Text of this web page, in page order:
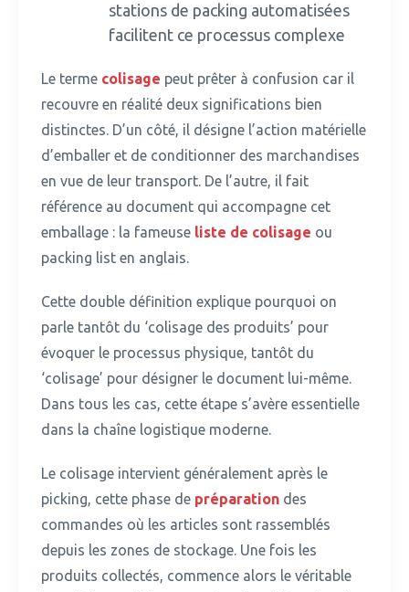
stations de packing automatisées
facilitent ce processus complexe
Le terme colisage peut prêter à confusion car il
recouvre en réalité deux significations bien
distinctes. D’un côté, il désigne l’action matérielle
d’emballer et de conditionner des marchandises
en vue de leur transport. De l’autre, il fait
référence au document qui accompagne cet
emballage : la fameuse liste de colisage ou
packing list en anglais.
Cette double définition explique pourquoi on
parle tantôt du ‘colisage des produits’ pour
évoquer le processus physique, tantôt du
‘colisage’ pour désigner le document lui-même.
Dans tous les cas, cette étape s’avère essentielle
dans la chaîne logistique moderne.
Le colisage intervient généralement après le
picking, cette phase de préparation des
commandes où les articles sont rassemblés
depuis les zones de stockage. Une fois les
produits collectés, commence alors le véritable